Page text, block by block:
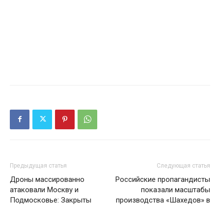
Предыдущая статья
Дроны массированно
атаковали Москву и
Подмосковье: Закрыты
Следующая статья
Российские пропагандисты
показали масштабы
производства «Шахедов» в